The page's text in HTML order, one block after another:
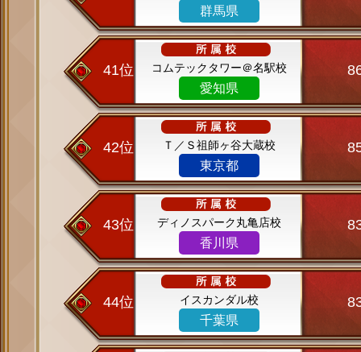
群馬県
41位 コムテックタワー＠名駅校
愛知県
42位 Ｔ／Ｓ祖師ヶ谷大蔵校
東京都
43位 ディノスパーク丸亀店校
香川県
44位 イスカンダル校
千葉県